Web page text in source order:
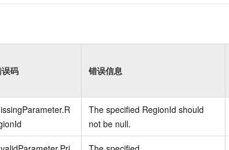
码 错误信息
The specified RegionId should
not be null.